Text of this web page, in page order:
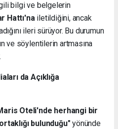
bilgi ve belgelerin
Hattı'nailetildiğini, ancak
ileri sürüyor. Bu durumun
ve söylentilerin artmasına
da Açıklığa
Oteli'nde herhangi bir
bulunduğu" yönünde